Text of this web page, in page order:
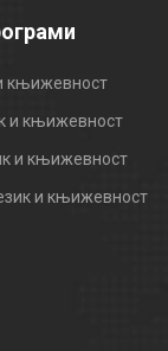
књижевност
и књижевност
и књижевност
и књижевност